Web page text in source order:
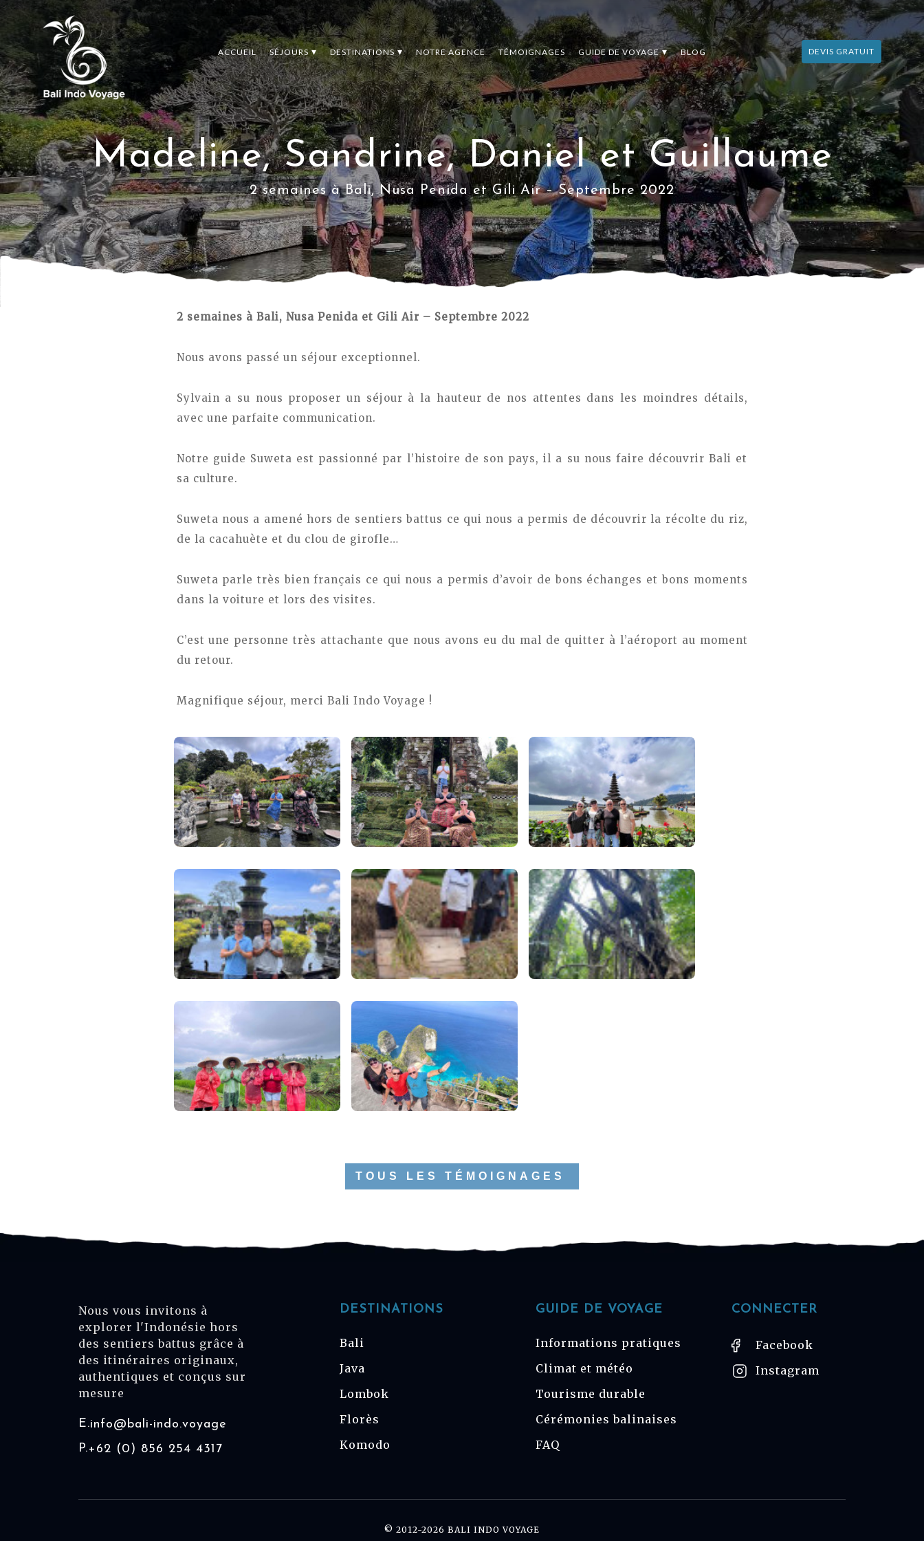
ACCUEIL SÉJOURS DESTINATIONS NOTRE AGENCE TÉMOIGNAGES GUIDE DE VOYAGE BLOG DEVIS GRATUIT
Madeline, Sandrine, Daniel et Guillaume
2 semaines à Bali, Nusa Penida et Gili Air – Septembre 2022
2 semaines à Bali, Nusa Penida et Gili Air – Septembre 2022
Nous avons passé un séjour exceptionnel.
Sylvain a su nous proposer un séjour à la hauteur de nos attentes dans les moindres détails,
avec une parfaite communication.
Notre guide Suweta est passionné par l’histoire de son pays, il a su nous faire découvrir Bali et
sa culture.
Suweta nous a amené hors de sentiers battus ce qui nous a permis de découvrir la récolte du riz,
de la cacahuète et du clou de girofle…
Suweta parle très bien français ce qui nous a permis d’avoir de bons échanges et bons moments
dans la voiture et lors des visites.
C’est une personne très attachante que nous avons eu du mal de quitter à l’aéroport au moment
du retour.
Magnifique séjour, merci Bali Indo Voyage !
TOUS LES TÉMOIGNAGES
Nous vous invitons à
explorer l'Indonésie hors
des sentiers battus grâce à
des itinéraires originaux,
authentiques et conçus sur
mesure
E.info@bali-indo.voyage
P.+62 (0) 856 254 4317
DESTINATIONS
Bali
Java
Lombok
Florès
Komodo
GUIDE DE VOYAGE
Informations pratiques
Climat et météo
Tourisme durable
Cérémonies balinaises
FAQ
CONNECTER
Facebook
Instagram
© 2012-2026 BALI INDO VOYAGE